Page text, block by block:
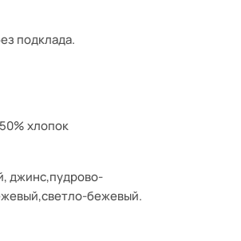
подклада.
хлопок
джинс,пудрово-
бежевый.